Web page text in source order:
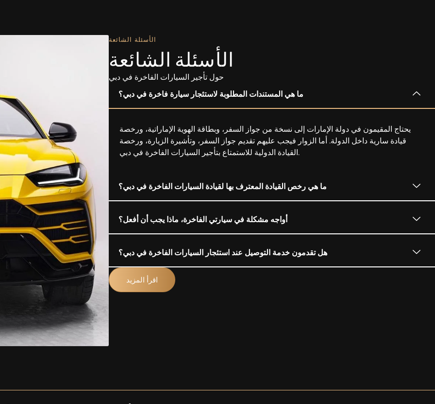
الأسئلة الشائعة
الأسئلة الشائعة
حول تأجير السيارات الفاخرة في دبي
ما هي المستندات المطلوبة لاستئجار سيارة فاخرة في دبي؟
يحتاج المقيمون في دولة الإمارات إلى نسخة من جواز السفر، وبطاقة الهوية الإماراتية، ورخصة
قيادة سارية داخل الدولة. أما الزوار فيجب عليهم تقديم جواز السفر، وتأشيرة الزيارة، ورخصة
القيادة الدولية للاستمتاع بتأجير السيارات الفاخرة في دبي.
ما هي رخص القيادة المعترف بها لقيادة السيارات الفاخرة في دبي؟
أواجه مشكلة في سيارتي الفاخرة، ماذا يجب أن أفعل؟
هل تقدمون خدمة التوصيل عند استئجار السيارات الفاخرة في دبي؟
اقرأ المزيد